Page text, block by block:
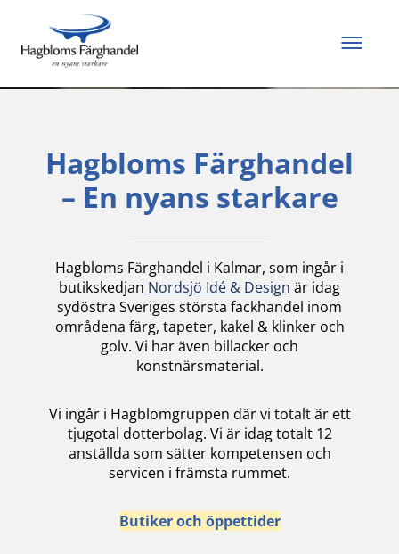
Allt du behöver för
att måla och renovera
Hagbloms Färghandel
– En nyans starkare
Hagbloms Färghandel i Kalmar, som ingår i
butikskedjan Nordsjö Idé & Design är idag
sydöstra Sveriges största fackhandel inom
områdena färg, tapeter, kakel & klinker och
golv. Vi har även billacker och
konstnärsmaterial.
Vi ingår i Hagblomgruppen där vi totalt är ett
tjugotal dotterbolag. Vi är idag totalt 12
anställda som sätter kompetensen och
servicen i främsta rummet.
Butiker och öppettider